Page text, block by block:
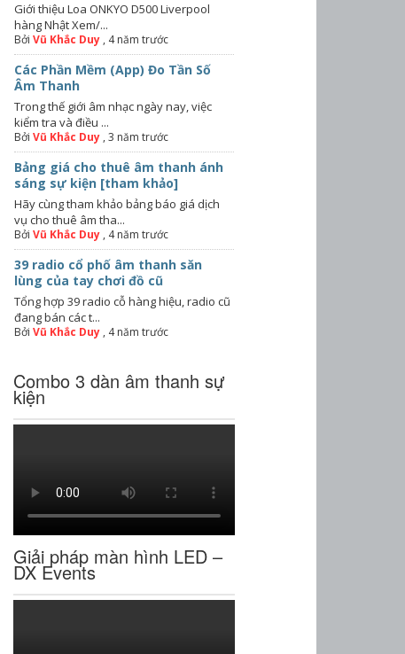
Giới thiệu Loa ONKYO D500 Liverpool
hàng Nhật Xem/...
BởiVũ Khắc Duy , 4 năm trước
Các Phần Mềm (App) Đo Tần Số
Âm Thanh
Trong thế giới âm nhạc ngày nay, việc
kiểm tra và điều ...
BởiVũ Khắc Duy ,3 năm trước
Bảng giá cho thuê âm thanh ánh
sáng sự kiện [tham khảo]
Hãy cùng tham khảo bảng báo giá dịch
vụ cho thuê âm tha...
BởiVũ Khắc Duy , 4 năm trước
39 radio cổ phố âm thanh săn
lùng của tay chơi đồ cũ
Tổng hợp 39 radio cỗ hàng hiệu, radio cũ
đang bán các t...
BởiVũ Khắc Duy , 4 năm trước
Combo 3 dàn âm thanh sự
kiện
Giải pháp màn hình LED –
DX Events